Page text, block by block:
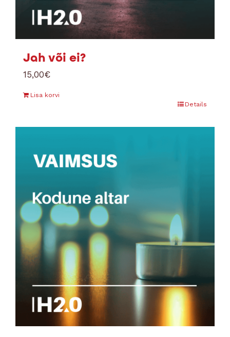
Jah või ei?
15,00€
Lisa korvi
Details